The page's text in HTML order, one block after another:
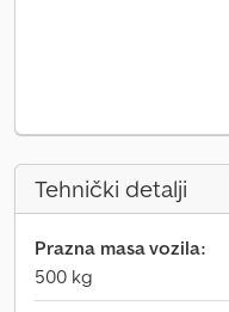
Tehnički detalji
Prazna masa vozila:
500 kg